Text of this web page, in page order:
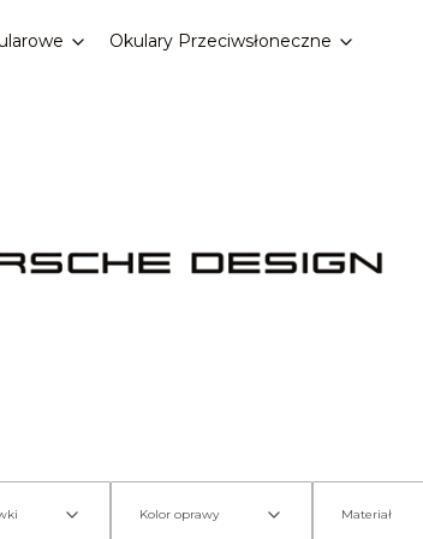
Okulary Przeciwsłoneczne
Kolor oprawy Materiał